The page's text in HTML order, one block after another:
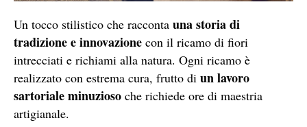
Un tocco stilistico che racconta una storia di
tradizione e innovazione con il ricamo di fiori
intrecciati e richiami alla natura. Ogni ricamo è
realizzato con estrema cura, frutto di un lavoro
sartoriale minuzioso che richiede ore di maestria
artigianale.